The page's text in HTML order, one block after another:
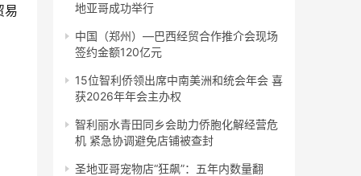
易
地亚哥成功举行
中国（郑州）—巴西经贸合作推介会现场
签约金额120亿元
15位智利侨领出席中南美洲和统会年会 喜
获2026年年会主办权
智利丽水青田同乡会助力侨胞化解经营危
机 紧急协调避免店铺被查封
圣地亚哥宠物店“狂飙”：五年内数量翻